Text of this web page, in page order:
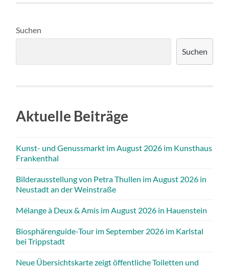
Suchen
Suchen
Aktuelle Beiträge
Kunst- und Genussmarkt im August 2026 im Kunsthaus
Frankenthal
Bilderausstellung von Petra Thullen im August 2026 in
Neustadt an der Weinstraße
Mélange à Deux & Amis im August 2026 in Hauenstein
Biosphärenguide-Tour im September 2026 im Karlstal
bei Trippstadt
Neue Übersichtskarte zeigt öffentliche Toiletten und